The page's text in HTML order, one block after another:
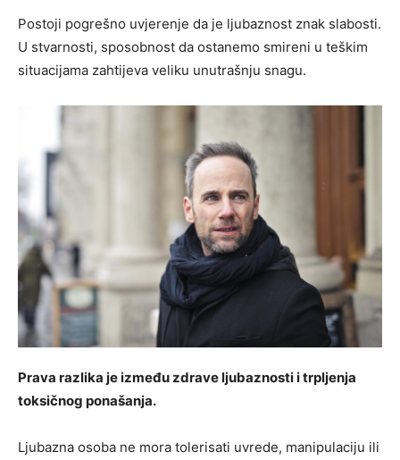
Postoji pogrešno uvjerenje da je ljubaznost znak slabosti.
U stvarnosti, sposobnost da ostanemo smireni u teškim
situacijama zahtijeva veliku unutrašnju snagu.
Prava razlika je između zdrave ljubaznosti i trpljenja
toksičnog ponašanja.
Ljubazna osoba ne mora tolerisati uvrede, manipulaciju ili